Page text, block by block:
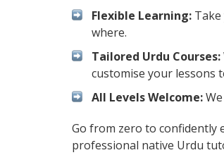
Flexible Learning:
where.
Tailored Urdu Courses:
customise your lessons
All Levels Welcome:
Go from zero to confidently
professional native Urdu